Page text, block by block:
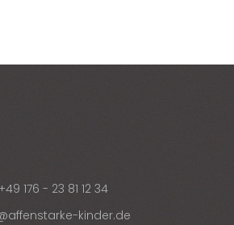
+49 176 - 23 81 12 34
kinder.de